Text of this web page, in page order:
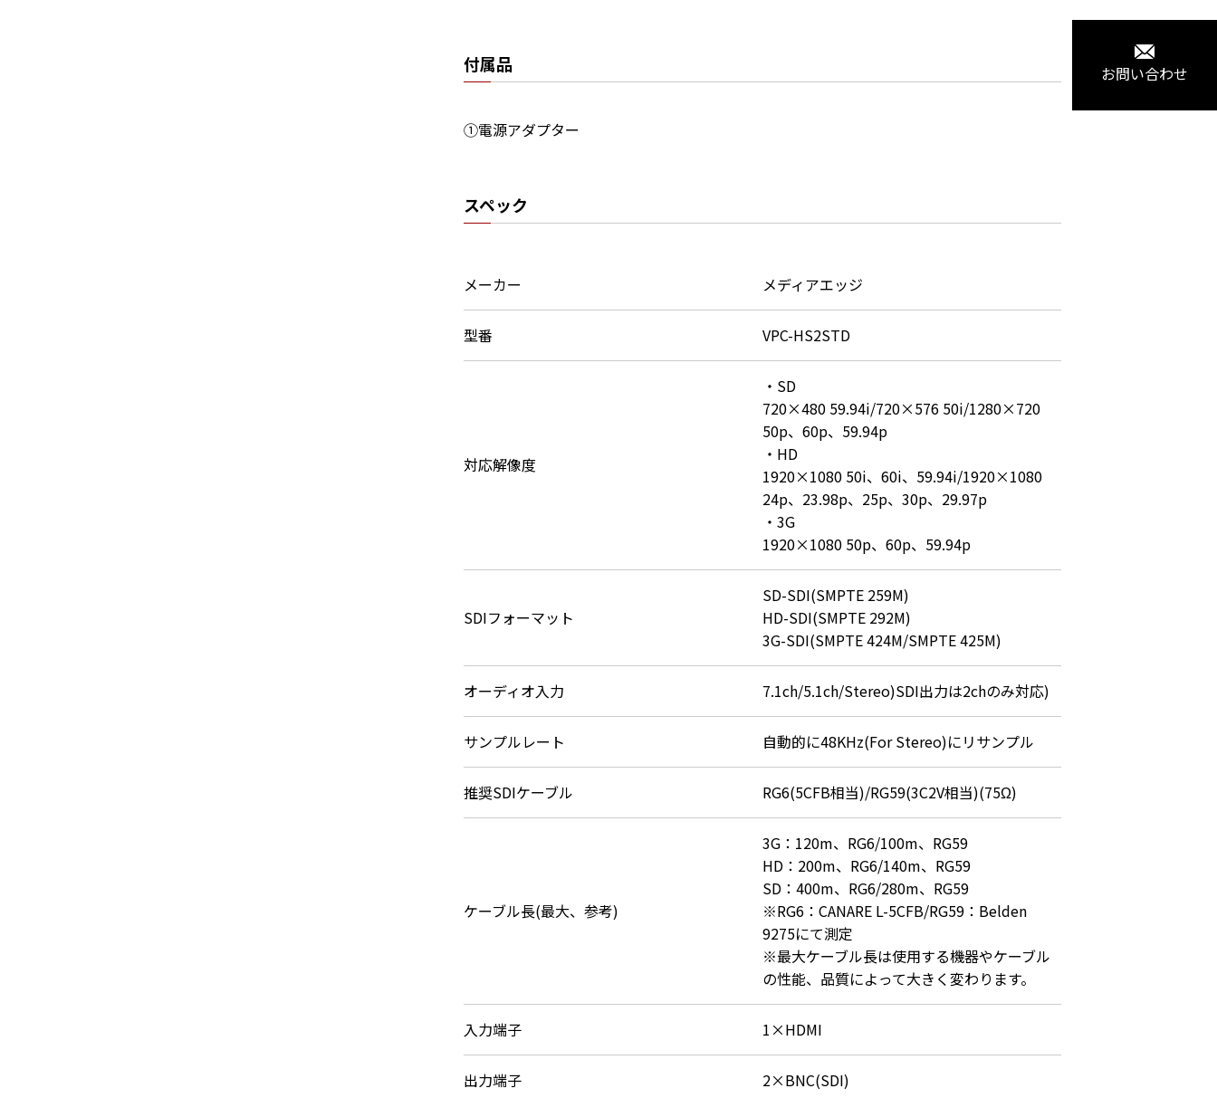
付属品
①電源アダプター
スペック
メーカー メディアエッジ
型番 VPC-HS2STD
対応解像度
・SD
720×480 59.94i/720×576 50i/1280×720
50p、60p、59.94p
・HD
1920×1080 50i、60i、59.94i/1920×1080
24p、23.98p、25p、30p、29.97p
・3G
1920×1080 50p、60p、59.94p
SDIフォーマット
SD-SDI(SMPTE 259M)
HD-SDI(SMPTE 292M)
3G-SDI(SMPTE 424M/SMPTE 425M)
オーディオ入力 7.1ch/5.1ch/Stereo)SDI出力は2chのみ対応)
サンプルレート 自動的に48KHz(For Stereo)にリサンプル
推奨SDIケーブル RG6(5CFB相当)/RG59(3C2V相当)(75Ω)
ケーブル長(最大、参考)
3G：120m、RG6/100m、RG59
HD：200m、RG6/140m、RG59
SD：400m、RG6/280m、RG59
※RG6：CANARE L-5CFB/RG59：Belden
9275にて測定
※最大ケーブル長は使用する機器やケーブル
の性能、品質によって大きく変わります。
入力端子 1×HDMI
出力端子 2×BNC(SDI)
お問い合わせ